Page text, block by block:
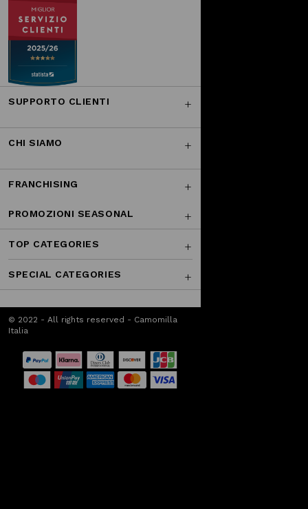
SUPPORTO CLIENTI
CHI SIAMO
FRANCHISING
PROMOZIONI SEASONAL
TOP CATEGORIES
SPECIAL CATEGORIES
© 2022 - All rights reserved - Camomilla
Italia